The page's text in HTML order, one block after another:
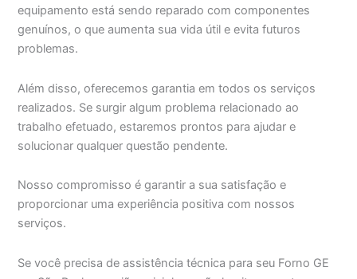
equipamento está sendo reparado com componentes
genuínos, o que aumenta sua vida útil e evita futuros
problemas.
Além disso, oferecemos garantia em todos os serviços
realizados. Se surgir algum problema relacionado ao
trabalho efetuado, estaremos prontos para ajudar e
solucionar qualquer questão pendente.
Nosso compromisso é garantir a sua satisfação e
proporcionar uma experiência positiva com nossos
serviços.
Se você precisa de assistência técnica para seu Forno GE